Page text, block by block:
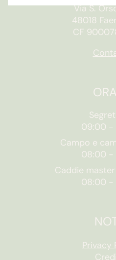
Via S.
48018
CF
09:00 -
Campo e
08:00 -
Caddie
08:00 -
Privacy